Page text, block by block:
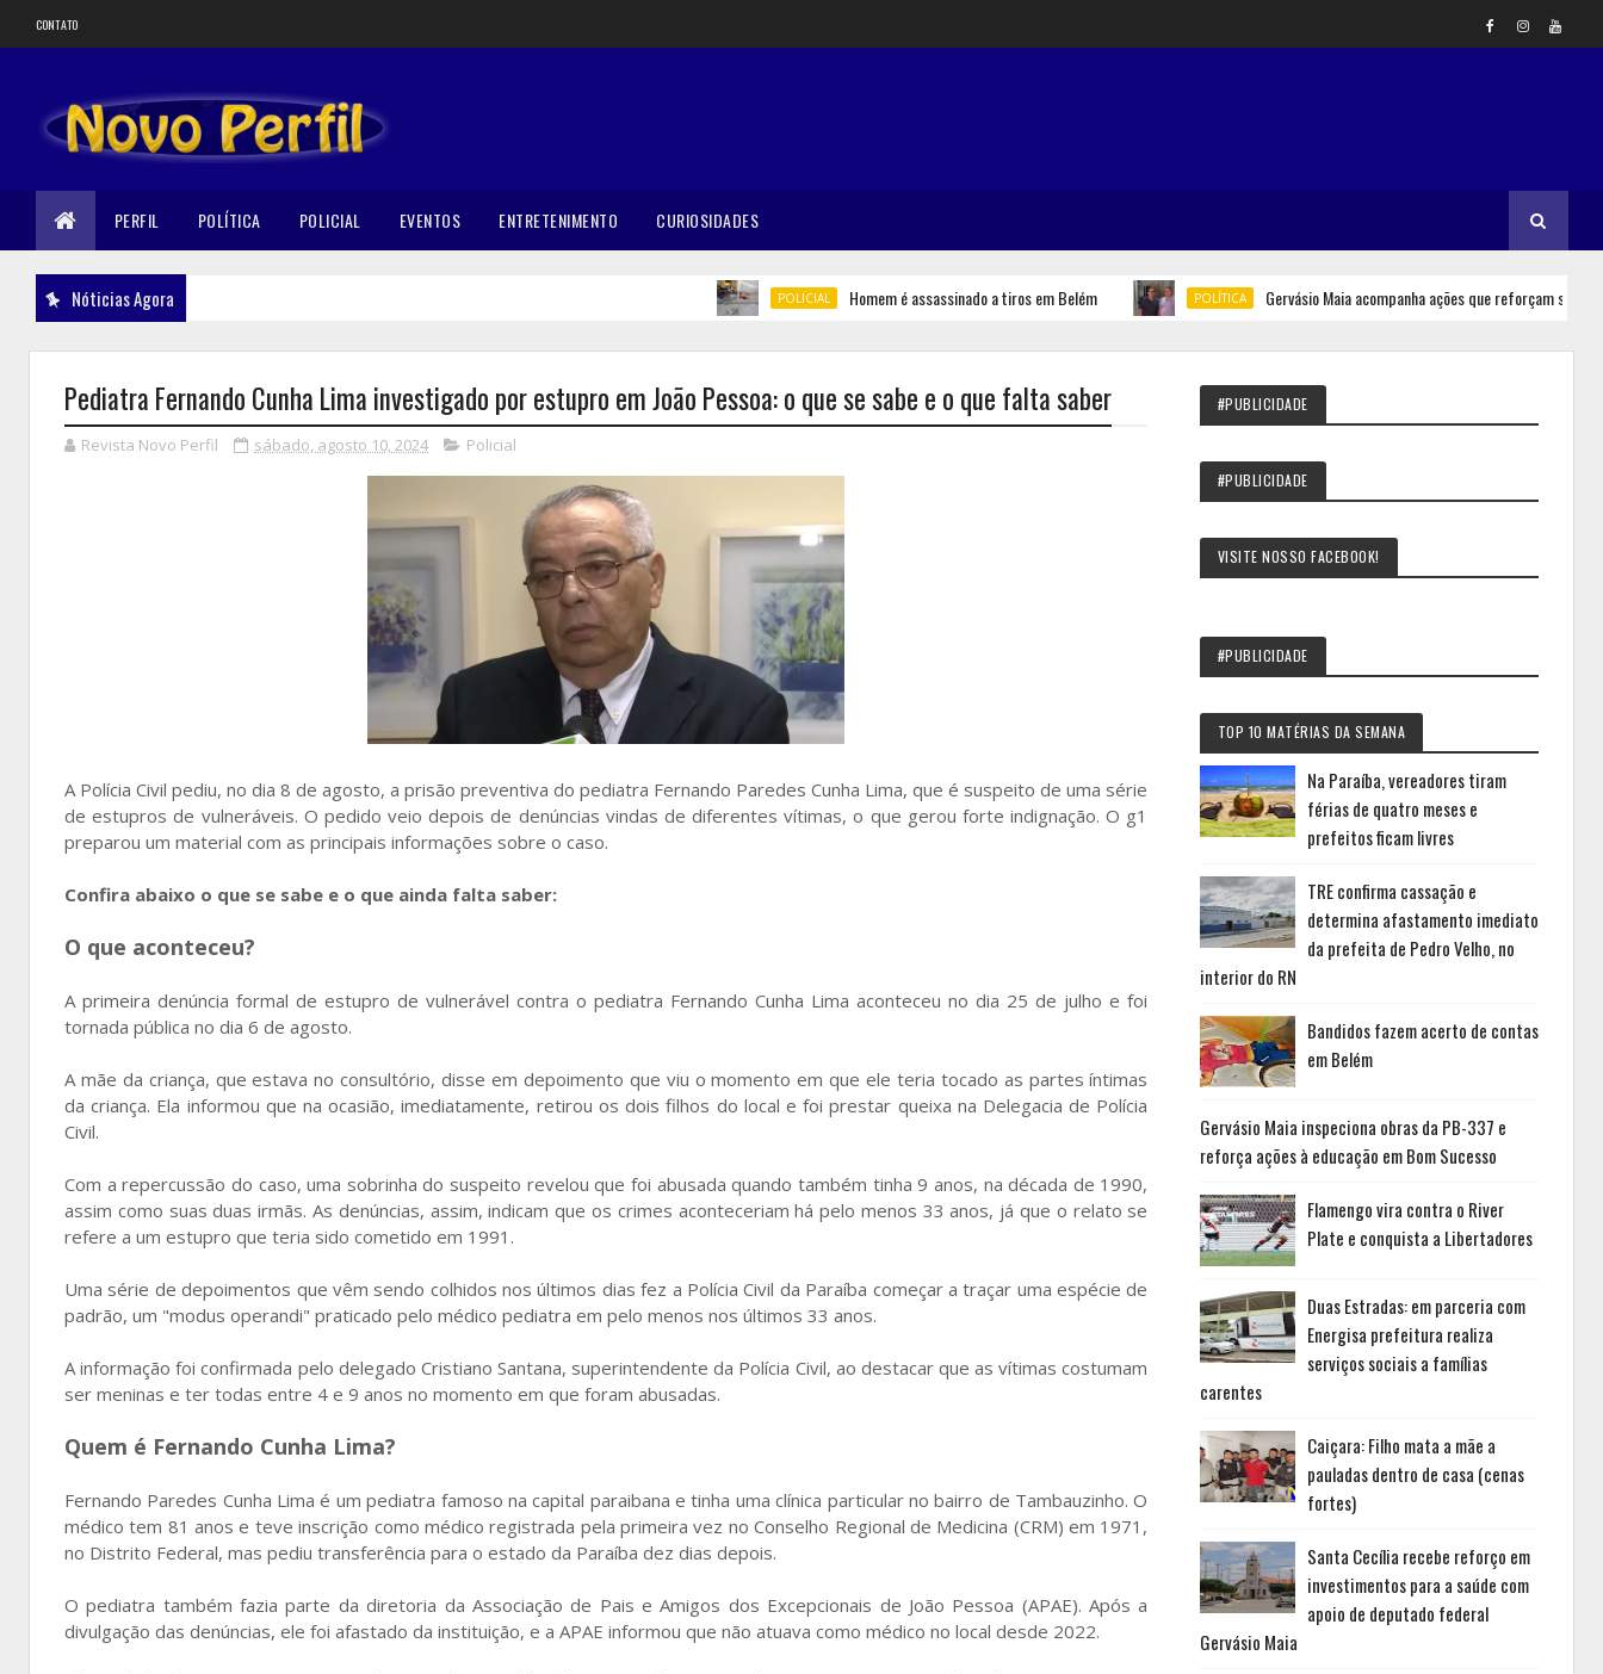
CONTATO
PERFIL POLÍTICA POLICIAL EVENTOS ENTRETENIMENTO CURIOSIDADES
Nóticias Agora POLICIAL Homem é assassinado a tiros em Belém POLÍTICA Gervásio Maia acompanha ações que reforçam segurança
Pediatra Fernando Cunha Lima investigado por estupro em João Pessoa: o que se sabe e o que falta saber
Revista Novo Perfil sábado, agosto 10, 2024 Policial
A Polícia Civil pediu, no dia 8 de agosto, a prisão preventiva do pediatra Fernando Paredes Cunha Lima, que é suspeito de uma série
de estupros de vulneráveis. O pedido veio depois de denúncias vindas de diferentes vítimas, o que gerou forte indignação. O g1
preparou um material com as principais informações sobre o caso.
Confira abaixo o que se sabe e o que ainda falta saber:
O que aconteceu?
A primeira denúncia formal de estupro de vulnerável contra o pediatra Fernando Cunha Lima aconteceu no dia 25 de julho e foi
tornada pública no dia 6 de agosto.
A mãe da criança, que estava no consultório, disse em depoimento que viu o momento em que ele teria tocado as partes íntimas
da criança. Ela informou que na ocasião, imediatamente, retirou os dois filhos do local e foi prestar queixa na Delegacia de Polícia
Civil.
Com a repercussão do caso, uma sobrinha do suspeito revelou que foi abusada quando também tinha 9 anos, na década de 1990,
assim como suas duas irmãs. As denúncias, assim, indicam que os crimes aconteceriam há pelo menos 33 anos, já que o relato se
refere a um estupro que teria sido cometido em 1991.
Uma série de depoimentos que vêm sendo colhidos nos últimos dias fez a Polícia Civil da Paraíba começar a traçar uma espécie de
padrão, um "modus operandi" praticado pelo médico pediatra em pelo menos nos últimos 33 anos.
A informação foi confirmada pelo delegado Cristiano Santana, superintendente da Polícia Civil, ao destacar que as vítimas costumam
ser meninas e ter todas entre 4 e 9 anos no momento em que foram abusadas.
Quem é Fernando Cunha Lima?
Fernando Paredes Cunha Lima é um pediatra famoso na capital paraibana e tinha uma clínica particular no bairro de Tambauzinho. O
médico tem 81 anos e teve inscrição como médico registrada pela primeira vez no Conselho Regional de Medicina (CRM) em 1971,
no Distrito Federal, mas pediu transferência para o estado da Paraíba dez dias depois.
O pediatra também fazia parte da diretoria da Associação de Pais e Amigos dos Excepcionais de João Pessoa (APAE). Após a
divulgação das denúncias, ele foi afastado da instituição, e a APAE informou que não atuava como médico no local desde 2022.
#PUBLICIDADE
#PUBLICIDADE
VISITE NOSSO FACEBOOK!
#PUBLICIDADE
TOP 10 MATÉRIAS DA SEMANA
Na Paraíba, vereadores tiram
férias de quatro meses e
prefeitos ficam livres
TRE confirma cassação e
determina afastamento imediato
da prefeita de Pedro Velho, no
interior do RN
Bandidos fazem acerto de contas
em Belém
Gervásio Maia inspeciona obras da PB-337 e
reforça ações à educação em Bom Sucesso
Flamengo vira contra o River
Plate e conquista a Libertadores
Duas Estradas: em parceria com
Energisa prefeitura realiza
serviços sociais a famílias
carentes
Caiçara: Filho mata a mãe a
pauladas dentro de casa (cenas
fortes)
Santa Cecília recebe reforço em
investimentos para a saúde com
apoio de deputado federal
Gervásio Maia